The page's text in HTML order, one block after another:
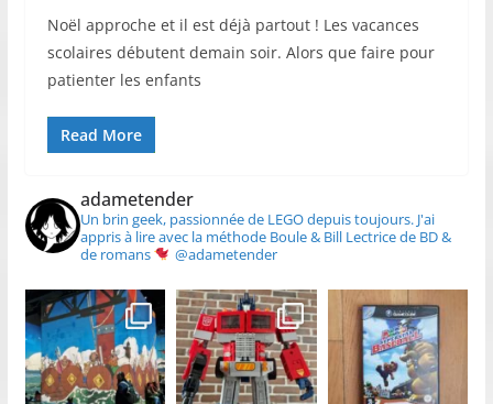
Noël approche et il est déjà partout ! Les vacances
scolaires débutent demain soir. Alors que faire pour
patienter les enfants
Read More
adametender
Un brin geek, passionnée de LEGO depuis toujours.J'ai
appris à lire avec la méthode Boule & Bill Lectrice de BD &
de romans
@adametender